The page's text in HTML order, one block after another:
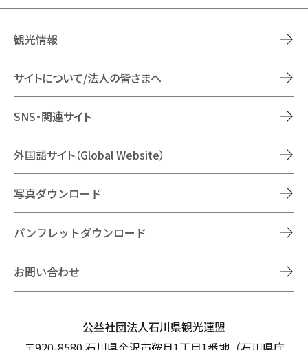
観光情報
サイトについて/法人の皆さまへ
SNS・関連サイト
外国語サイト（Global Website）
写真ダウンロード
パンフレットダウンロード
お問い合わせ
公益社団法人石川県観光連盟